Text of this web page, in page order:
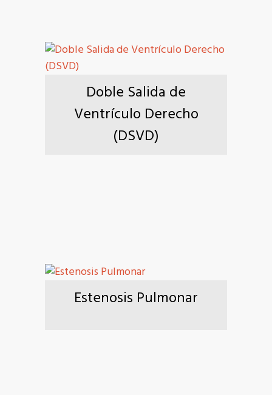
Doble Salida de
Ventrículo Derecho
(DSVD)
Estenosis Pulmonar